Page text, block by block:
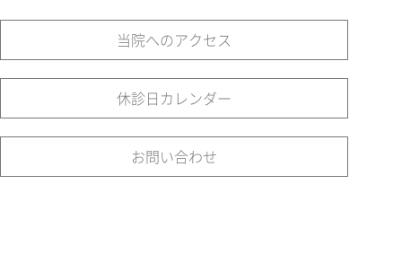
当院へのアクセス
休診日カレンダー
お問い合わせ